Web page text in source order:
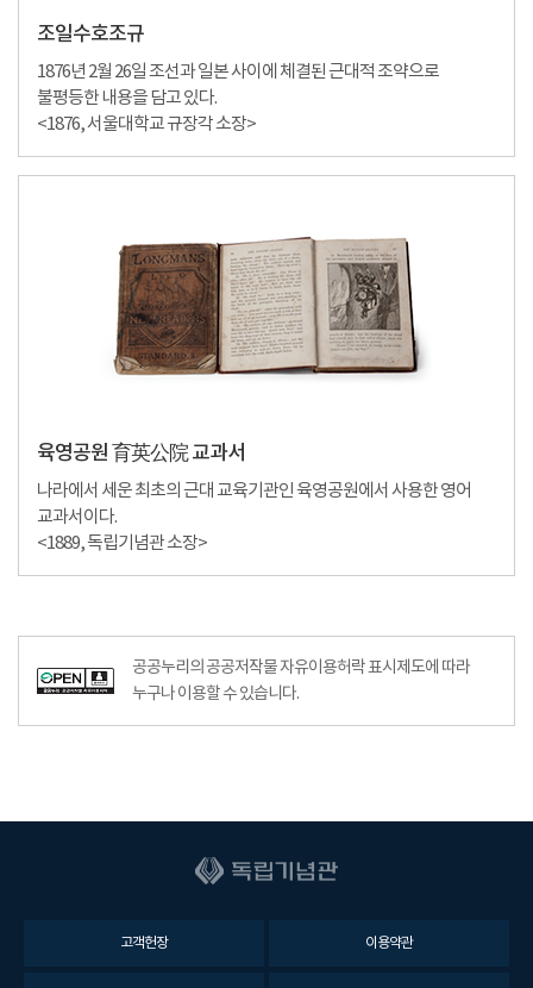
조일수호조규
1876년 2월 26일 조선과 일본 사이에 체결된 근대적 조약으로
불평등한 내용을 담고 있다.
<1876, 서울대학교 규장각 소장>
육영공원 育英公院 교과서
나라에서 세운 최초의 근대 교육기관인 육영공원에서 사용한 영어
교과서이다.
<1889, 독립기념관 소장>
공공누리의 공공저작물 자유이용허락 표시제도에 따라
누구나 이용할 수 있습니다.
고객헌장 이용약관